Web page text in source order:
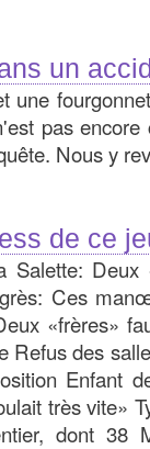
un
une
pas
Nous y
de ce
Deux
Ces
«frères»
Refus des
Enfant
très vite»
dont 38